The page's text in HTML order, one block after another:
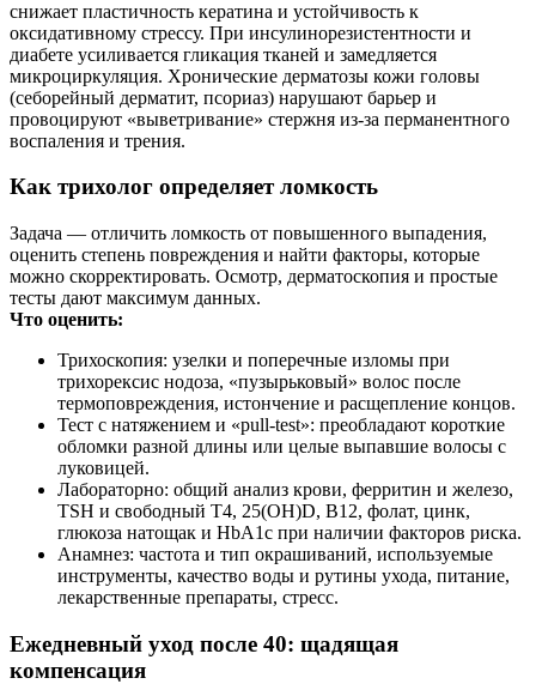
снижает пластичность кератина и устойчивость к
оксидативному стрессу. При инсулинорезистентности и
диабете усиливается гликация тканей и замедляется
микроциркуляция. Хронические дерматозы кожи головы
(себорейный дерматит, псориаз) нарушают барьер и
провоцируют «выветривание» стержня из‑за перманентного
воспаления и трения.
Как трихолог определяет ломкость
Задача — отличить ломкость от повышенного выпадения,
оценить степень повреждения и найти факторы, которые
можно скорректировать. Осмотр, дерматоскопия и простые
тесты дают максимум данных.
Что оценить:
Трихоскопия: узелки и поперечные изломы при
трихорексис нодоза, «пузырьковый» волос после
термоповреждения, истончение и расщепление концов.
Тест с натяжением и «pull‑test»: преобладают короткие
обломки разной длины или целые выпавшие волосы с
луковицей.
Лабораторно: общий анализ крови, ферритин и железо,
TSH и свободный T4, 25(OH)D, B12, фолат, цинк,
глюкоза натощак и HbA1c при наличии факторов риска.
Анамнез: частота и тип окрашиваний, используемые
инструменты, качество воды и рутины ухода, питание,
лекарственные препараты, стресс.
Ежедневный уход после 40: щадящая
компенсация